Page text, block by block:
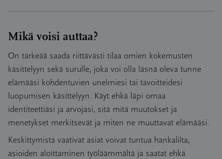
Mikä voisi auttaa?
On tärkeää saada riittävästi tilaa omien kokemusten
käsittelyyn sekä surulle, joka voi olla läsnä oleva tunne
elämääsi kohdentuvien unelmiesi tai tavoitteidesi
luopumisen käsittelyyn. Käyt ehkä läpi omaa
identiteettiäsi ja arvojasi, sitä mitä muutokset ja
menetykset merkitsevät ja miten ne muuttavat elämääsi.
Keskittymistä vaativat asiat voivat tuntua hankalilta,
asioiden aloittaminen työläämmältä ja saatat ehkä